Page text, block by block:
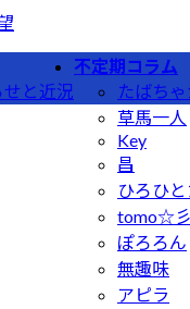
せと近況
不定期コラム
たばち
草馬一人
Key
昌
ひろひ
tomo☆彡
ぽろろん
無趣味
アピラ